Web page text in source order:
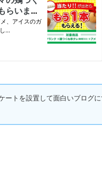
ートを設置して面白いブログ